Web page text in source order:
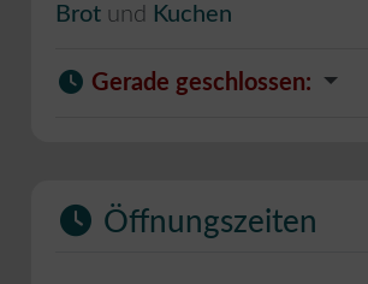
Brot und Kuchen
Gerade geschlossen:
Öffnungszeiten